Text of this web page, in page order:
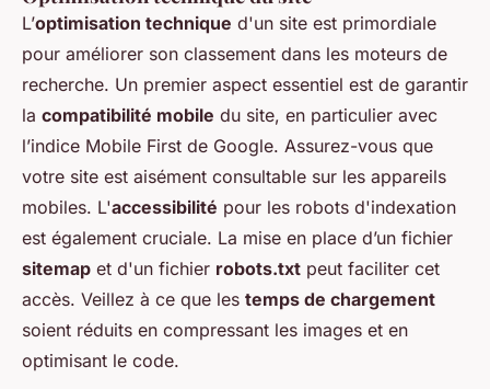
L’optimisation technique d'un site est primordiale
pour améliorer son classement dans les moteurs de
recherche. Un premier aspect essentiel est de garantir
la compatibilité mobile du site, en particulier avec
l’indice Mobile First de Google. Assurez-vous que
votre site est aisément consultable sur les appareils
mobiles. L'accessibilité pour les robots d'indexation
est également cruciale. La mise en place d’un fichier
sitemap et d'un fichier robots.txt peut faciliter cet
accès. Veillez à ce que les temps de chargement
soient réduits en compressant les images et en
optimisant le code.